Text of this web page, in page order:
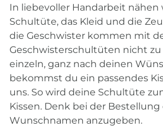
In liebevoller Handarbeit nähen
Schultüte, das Kleid und die
die Geschwister kommen mit
Geschwisterschultüten nicht zu
einzeln, ganz nach deinen
bekommst du ein passendes
uns. So wird deine Schultüte
Kissen. Denk bei der
Wunschnamen anzugeben.